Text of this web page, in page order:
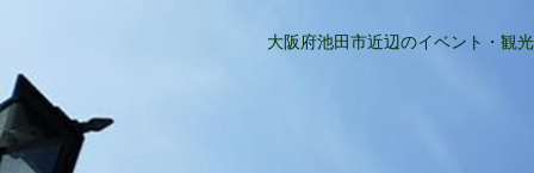
大阪府池田市近辺のイベント・観